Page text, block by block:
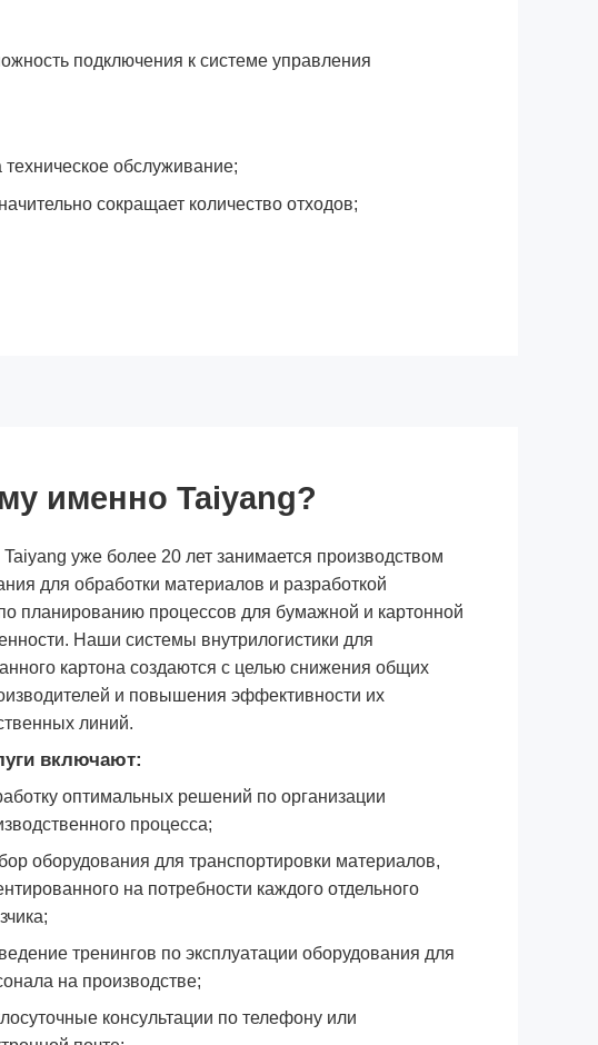
подключения к системе управления
обслуживание;
сокращает количество отходов;
именно Taiyang?
уже более 20 лет занимается производством
для обработки материалов и разработкой
планированию процессов для бумажной и картонной
Наши системы внутрилогистики для
картона создаются с целью снижения общих
и повышения эффективности их
линий.
включают:
оптимальных решений по организации
процесса;
оборудования для транспортировки материалов,
на потребности каждого отдельного
тренингов по эксплуатации оборудования для
на производстве;
консультации по телефону или